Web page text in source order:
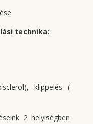
technika:
klippelés (
2 helyiségben